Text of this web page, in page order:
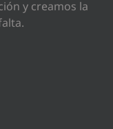
y creamos la